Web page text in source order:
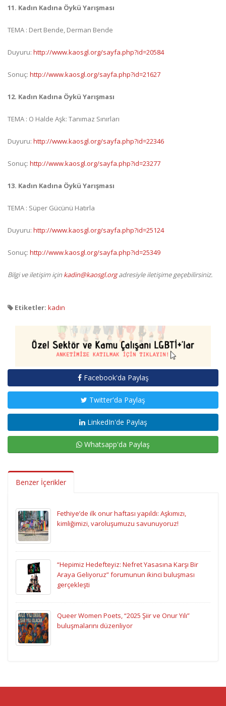
11. Kadın Kadına Öykü Yarışması
TEMA : Dert Bende, Derman Bende
Duyuru: http://www.kaosgl.org/sayfa.php?id=20584
Sonuç: http://www.kaosgl.org/sayfa.php?id=21627
12. Kadın Kadına Öykü Yarışması
TEMA : O Halde Aşk: Tanımaz Sınırları
Duyuru: http://www.kaosgl.org/sayfa.php?id=22346
Sonuç: http://www.kaosgl.org/sayfa.php?id=23277
13. Kadın Kadına Öykü Yarışması
TEMA : Süper Gücünü Hatırla
Duyuru: http://www.kaosgl.org/sayfa.php?id=25124
Sonuç: http://www.kaosgl.org/sayfa.php?id=25349
Bilgi ve iletişim için kadin@kaosgl.orgadresiyle iletişime geçebilirsiniz.
Etiketler: kadın
Facebook'da Paylaş
Twitter'da Paylaş
LinkedIn'de Paylaş
Whatsapp'da Paylaş
Benzer İçerikler
Fethiye’de ilk onur haftası yapıldı: Aşkımızı,
kimliğimizi, varoluşumuzu savunuyoruz!
“Hepimiz Hedefteyiz: Nefret Yasasına Karşı Bir
Araya Geliyoruz” forumunun ikinci buluşması
gerçekleşti
Queer Women Poets, “2025 Şiir ve Onur Yılı”
buluşmalarını düzenliyor